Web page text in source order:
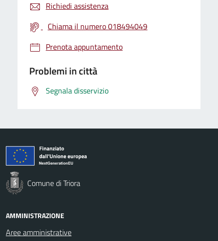
Richiedi assistenza
Chiama il numero 018494049
Prenota appuntamento
Problemi in città
Segnala disservizio
Comune di Triora
AMMINISTRAZIONE
Aree amministrative